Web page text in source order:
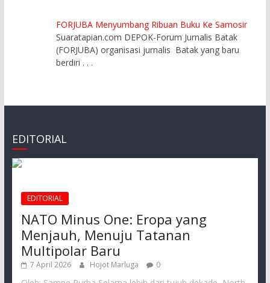
FORJUBA Menyumbang Ribuan Buku Ke Samosir
Suaratapian.com DEPOK-Forum Jurnalis Batak
(FORJUBA) organisasi jurnalis Batak yang baru
berdiri . . .
EDITORIAL
EDITORIAL
NATO Minus One: Eropa yang
Menjauh, Menuju Tatanan
Multipolar Baru
7 April 2026 Hojot Marluga 0